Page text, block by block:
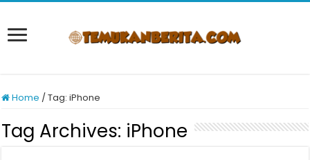
Home /Tag:iPhone
Tag Archives: iPhone